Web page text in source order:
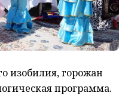
изобилия, горожан
программа.